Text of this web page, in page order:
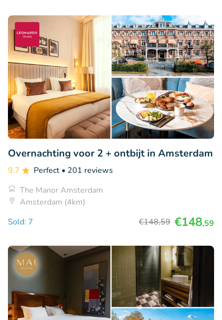
Overnachting voor 2 + ontbijt in Amsterdam
9.7 Perfect • 201 reviews
The Manor Amsterdam
Amsterdam (4km)
Sold: 7
€148,59 €148,59